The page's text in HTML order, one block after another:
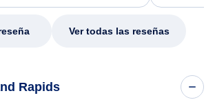
my issue.
Ver todas las reseñas
Rapids